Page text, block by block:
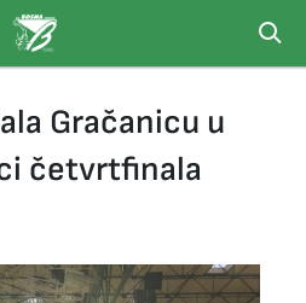
Gračanicu u
četvrtfinala